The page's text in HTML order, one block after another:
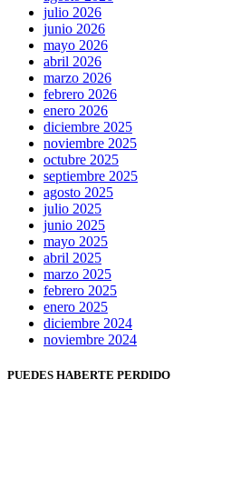
julio 2026
junio 2026
mayo 2026
abril 2026
marzo 2026
febrero 2026
enero 2026
diciembre 2025
noviembre 2025
octubre 2025
septiembre 2025
agosto 2025
julio 2025
junio 2025
mayo 2025
abril 2025
marzo 2025
febrero 2025
enero 2025
diciembre 2024
noviembre 2024
PUEDES HABERTE PERDIDO